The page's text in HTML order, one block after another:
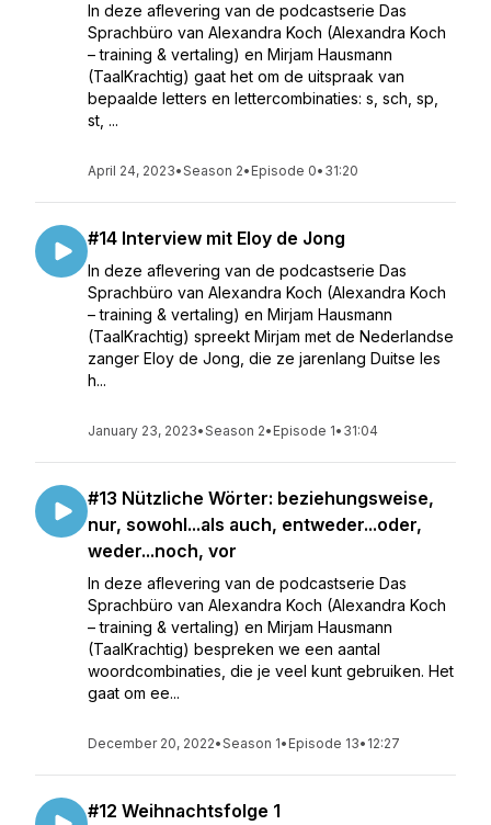
In deze aflevering van de podcastserie Das
Sprachbüro van Alexandra Koch (Alexandra Koch
– training & vertaling) en Mirjam Hausmann
(TaalKrachtig) gaat het om de uitspraak van
bepaalde letters en lettercombinaties: s, sch, sp,
st, ...
April 24, 2023•Season 2• Episode 0• 31:20
#14 Interview mit Eloy de Jong
In deze aflevering van de podcastserie Das
Sprachbüro van Alexandra Koch (Alexandra Koch
– training & vertaling) en Mirjam Hausmann
(TaalKrachtig) spreekt Mirjam met de Nederlandse
zanger Eloy de Jong, die ze jarenlang Duitse les
h...
January 23, 2023•Season 2• Episode 1• 31:04
#13 Nützliche Wörter: beziehungsweise,
nur, sowohl...als auch, entweder...oder,
weder...noch, vor
In deze aflevering van de podcastserie Das
Sprachbüro van Alexandra Koch (Alexandra Koch
– training & vertaling) en Mirjam Hausmann
(TaalKrachtig) bespreken we een aantal
woordcombinaties, die je veel kunt gebruiken. Het
gaat om ee...
December 20, 2022•Season 1• Episode 13• 12:27
#12 Weihnachtsfolge 1